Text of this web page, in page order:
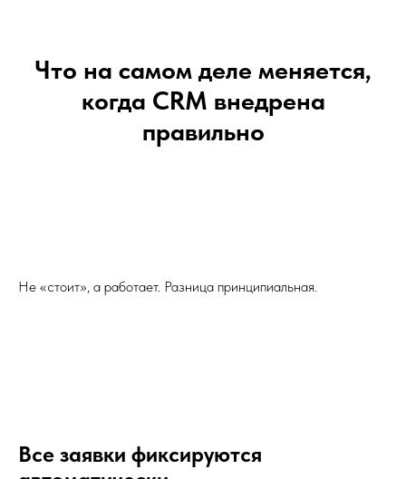
Что на самом деле меняется,
когда CRM внедрена
правильно
Не «стоит», а работает. Разница принципиальная.
Все заявки фиксируются